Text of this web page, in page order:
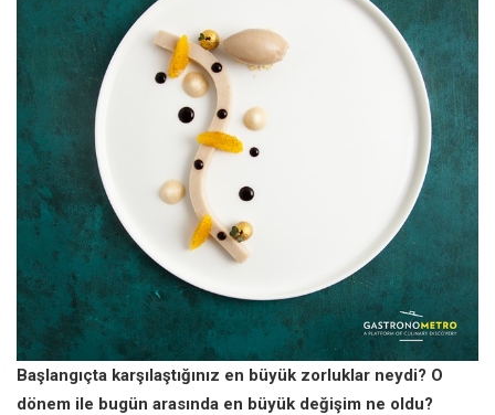
Başlangıçta karşılaştığınız en büyük zorluklar neydi? O
dönem ile bugün arasında en büyük değişim ne oldu?